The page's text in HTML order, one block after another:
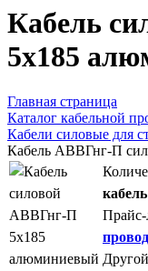
Кабель
5х185
Главная страница
Каталог кабельной
Кабели силовые для
Кабель АВВГнг-П
Прайс-
провод